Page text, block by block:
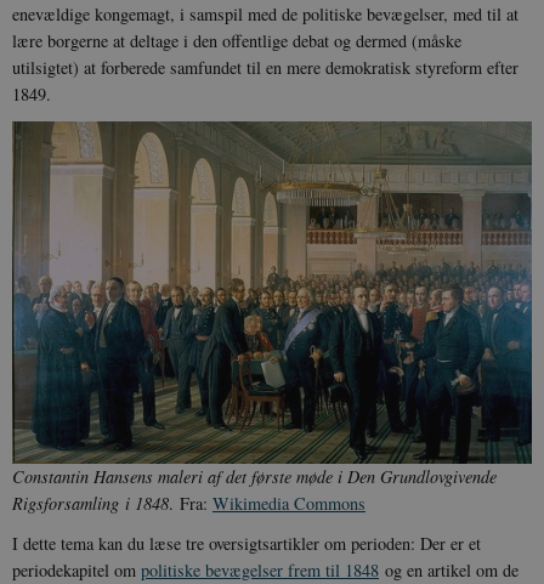
enevældige kongemagt, i samspil med de politiske bevægelser, med til at
lære borgerne at deltage i den offentlige debat og dermed (måske
utilsigtet) at forberede samfundet til en mere demokratisk styreform efter
1849.
Constantin Hansens maleri af det første møde i Den Grundlovgivende
Rigsforsamling i 1848. Fra: Wikimedia Commons
I dette tema kan du læse tre oversigtsartikler om perioden: Der er et
periodekapitel om politiske bevægelser frem til 1848 og en artikel om de